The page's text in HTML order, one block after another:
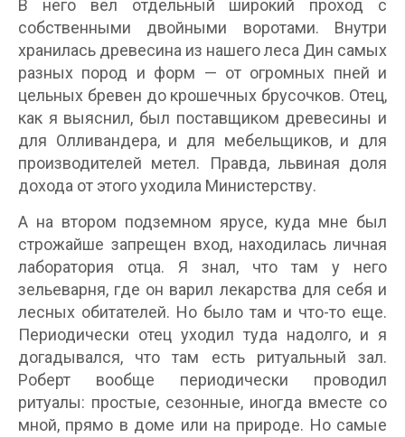
В него вел отдельный широкий проход с
собственными двойными воротами. Внутри
хранилась древесина из нашего леса Дин самых
разных пород и форм — от огромных пней и
цельных бревен до крошечных брусочков. Отец,
как я выяснил, был поставщиком древесины и
для Олливандера, и для мебельщиков, и для
производителей метел. Правда, львиная доля
дохода от этого уходила Министерству.
А на втором подземном ярусе, куда мне был
строжайше запрещен вход, находилась личная
лаборатория отца. Я знал, что там у него
зельеварня, где он варил лекарства для себя и
лесных обитателей. Но было там и что-то еще.
Периодически отец уходил туда надолго, и я
догадывался, что там есть ритуальный зал.
Роберт вообще периодически проводил
ритуалы: простые, сезонные, иногда вместе со
мной, прямо в доме или на природе. Но самые